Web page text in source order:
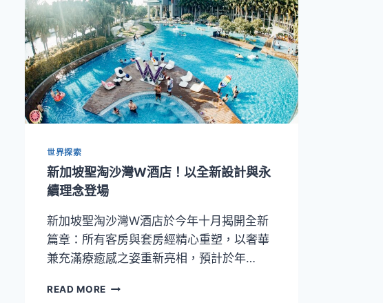
世界探索
新加坡聖淘沙灣W酒店！以全新設計與永
續理念登場
新加坡聖淘沙灣W酒店於今年十月揭開全新
篇章：所有客房與套房經精心重塑，以奢華
兼充滿療癒感之姿重新亮相，預計於年…
READ MORE